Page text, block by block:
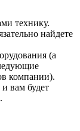
технику.
найдете
(а
компании).
и вам будет